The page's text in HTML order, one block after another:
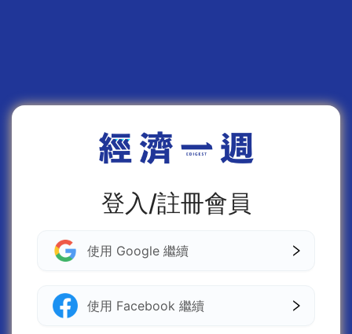
登入/註冊會員
使用 Google 繼續
使用 Facebook 繼續